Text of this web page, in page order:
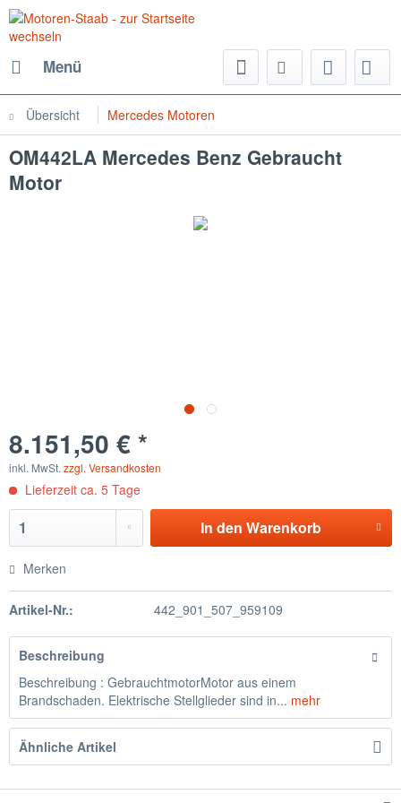
Menü
Übersicht Mercedes Motoren
OM442LA Mercedes Benz Gebraucht
Motor
8.151,50 € *
inkl. MwSt. zzgl. Versandkosten
Lieferzeit ca. 5 Tage
In den Warenkorb
Merken
Artikel-Nr.: 442_901_507_959109
Beschreibung
Beschreibung : GebrauchtmotorMotor aus einem
Brandschaden. Elektrische Stellglieder sind in... mehr
Ähnliche Artikel